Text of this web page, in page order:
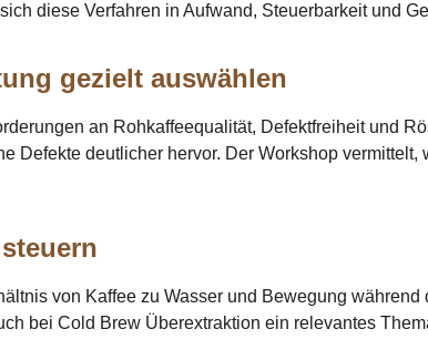
diese Verfahren in Aufwand, Steuerbarkeit und
gezielt auswählen
an Rohkaffeequalität, Defektfreiheit und
Defekte deutlicher hervor. Der Workshop
von Kaffee zu Wasser und Bewegung
bei Cold Brew Überextraktion ein relevantes